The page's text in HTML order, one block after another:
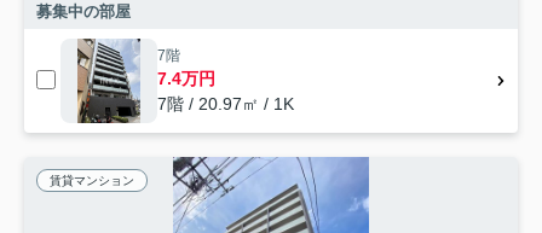
募集中の部屋
7階
7.4万円
7階 / 20.97㎡ / 1K
賃貸マンション